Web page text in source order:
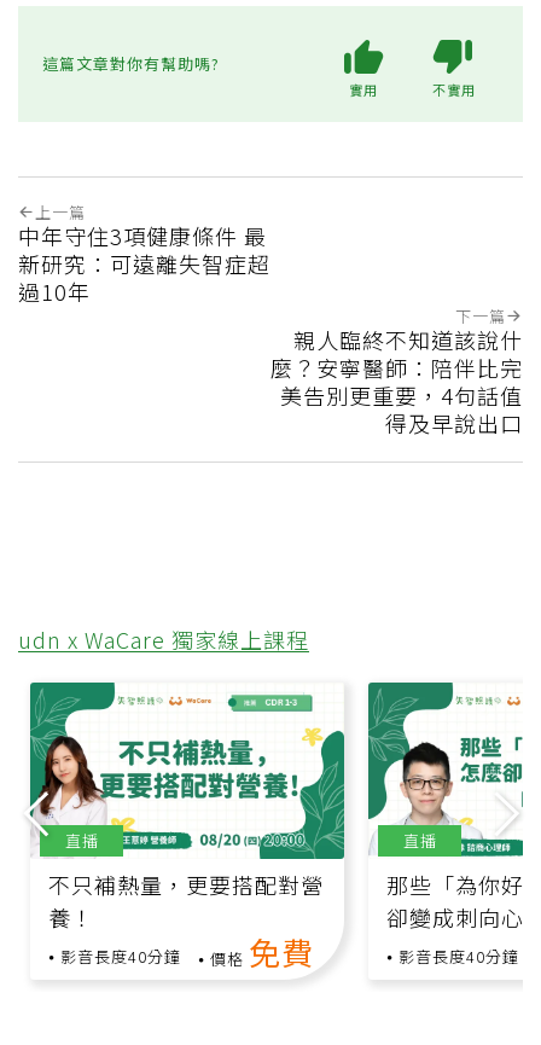
這篇文章對你有幫助嗎?
實用 不實用
上一篇
中年守住3項健康條件 最
新研究：可遠離失智症超
過10年
下一篇
親人臨終不知道該說什
麼？安寧醫師：陪伴比完
美告別更重要，4句話值
得及早說出口
udn x WaCare 獨家線上課程
不只補熱量，更要搭配對營
養！
影音長度40分鐘 價格 免費
直播
那些「為你好
卻變成刺向心
影音長度40分鐘
直播